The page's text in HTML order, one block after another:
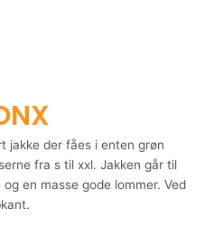
jakke der fåes i enten grøn
fra s til xxl. Jakken går til
en masse gode lommer. Ved